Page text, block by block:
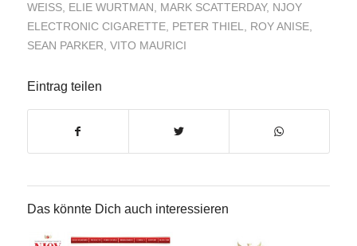
WEISS, ELIE WURTMAN , MARK SCATTERDAY, NJOY
ELECTRONIC CIGARETTE, PETER THIEL, ROY ANISE,
SEAN PARKER, VITO MAURICI
Eintrag teilen
Das könnte Dich auch interessieren